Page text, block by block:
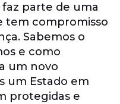
parte de uma
tem compromisso
Sabemos o
e como
um novo
um Estado em
protegidas e